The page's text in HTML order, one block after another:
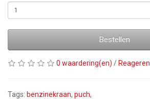
Bestellen
0 waardering(en) / Reageren
Tags: benzinekraan, puch,